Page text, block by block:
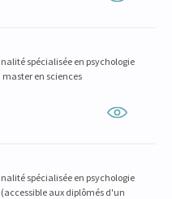
spécialisée en psychologie
en sciences
spécialisée en psychologie
aux diplômés d'un